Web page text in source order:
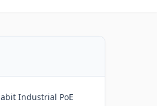
Industrial PoE